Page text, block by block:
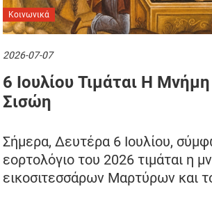
Κοινωνικά
2026-07-07
6 Ιουλίου Τιμάται Η
Σισώη
Σήμερα, Δευτέρα 6 Ιουλίου,
εορτολόγιο του 2026 τιμάται η
εικοσιτεσσάρων Μαρτύρων και